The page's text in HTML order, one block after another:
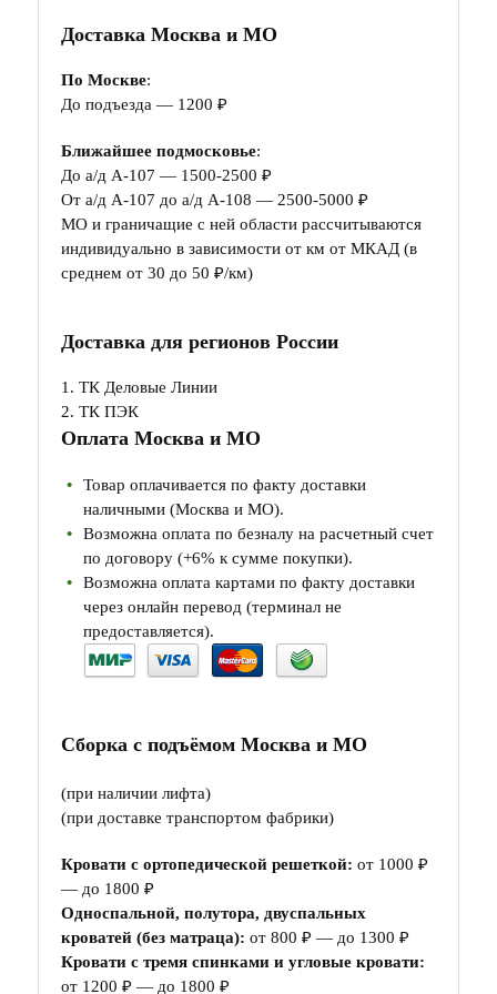
Доставка Москва и МО
По Москве:
До подъезда — 1200 ₽
Ближайшее подмосковье:
До а/д А-107 — 1500-2500 ₽
От а/д А-107 до а/д А-108 — 2500-5000 ₽
МО и граничащие с ней области рассчитываются
индивидуально в зависимости от км от МКАД (в
среднем от 30 до 50 ₽/км)
Доставка для регионов России
1. ТК Деловые Линии
2. ТК ПЭК
Оплата Москва и МО
Товар оплачивается по факту доставки
наличными (Москва и МО).
Возможна оплата по безналу на расчетный счет
по договору (+6% к сумме покупки).
Возможна оплата картами по факту доставки
через онлайн перевод (терминал не
предоставляется).
Сборка с подъёмом Москва и МО
(при наличии лифта)
(при доставке транспортом фабрики)
Кровати с ортопедической решеткой: от 1000 ₽
— до 1800 ₽
Односпальной, полутора, двуспальных
кроватей (без матраца): от 800 ₽ — до 1300 ₽
Кровати с тремя спинками и угловые кровати:
от 1200 ₽ — до 1800 ₽